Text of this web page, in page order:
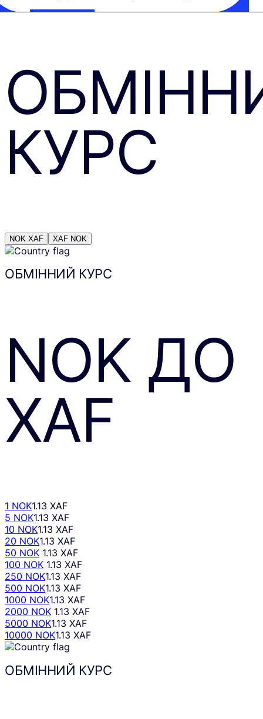
КУРС
NOK XAF XAF NOK
ОБМІННИЙ КУРС
NOK ДО
XAF
1 NOK1.13 XAF
5 NOK1.13 XAF
10 NOK1.13 XAF
20 NOK1.13 XAF
50 NOK 1.13 XAF
100 NOK 1.13 XAF
250 NOK1.13 XAF
500 NOK1.13 XAF
1000 NOK1.13 XAF
2000 NOK 1.13 XAF
5000 NOK1.13 XAF
10000 NOK1.13 XAF
ОБМІННИЙ КУРС